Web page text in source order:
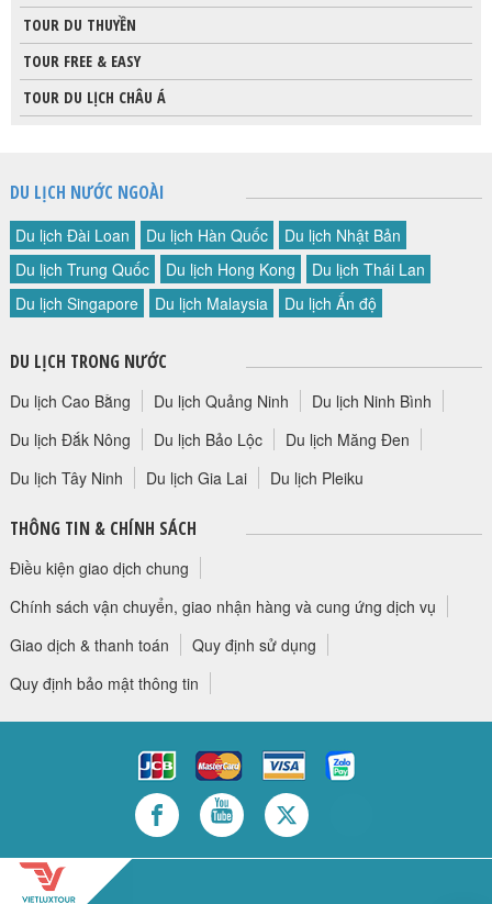
TOUR DU THUYỀN
TOUR FREE & EASY
TOUR DU LỊCH CHÂU Á
DU LỊCH NƯỚC NGOÀI
Du lịch Đài Loan Du lịch Hàn Quốc
Du lịch Nhật Bản
Du lịch Trung Quốc
Du lịch Hong Kong
Du lịch Thái Lan
Du lịch Singapore
Du lịch Malaysia Du lịch Ấn độ
DU LỊCH TRONG NƯỚC
Du lịch Cao Bằng Du lịch Quảng Ninh
Du lịch Ninh Bình
Du lịch Đắk Nông
Du lịch Bảo Lộc
Du lịch Măng Đen
Du lịch Tây Ninh
Du lịch Gia Lai Du lịch Pleiku
THÔNG TIN & CHÍNH SÁCH
Điều kiện giao dịch chung
Chính sách vận chuyển, giao nhận hàng và cung ứng dịch vụ
Giao dịch & thanh toán
Quy định sử dụng
Quy định bảo mật thông tin